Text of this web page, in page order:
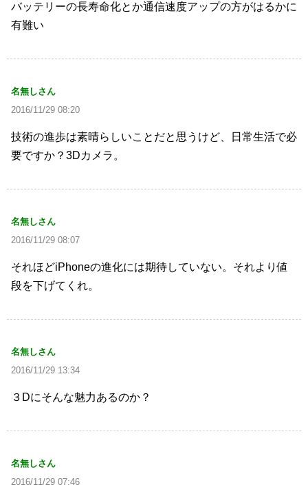
バッテリーの長寿命化とか通信速度アップの方がはるかに
有難い
名無しさん
2016/11/29 08:20
技術の進歩は素晴らしいことだと思うけど、日常生活で必
要ですか？3Dカメラ。
名無しさん
2016/11/29 08:07
それほどiPhoneの進化には期待していない。それより値
段を下げてくれ。
名無しさん
2016/11/29 13:34
３Dにそんな魅力あるのか？
名無しさん
2016/11/29 07:46